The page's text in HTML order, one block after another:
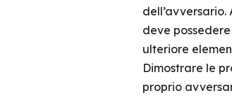
deve
ulteriore
Dimostrare le
proprio